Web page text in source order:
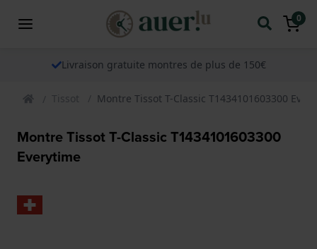
0
Livraison gratuite montres de plus de 150€
Tissot Montre Tissot T-Classic T1434101603300
Montre Tissot T-Classic T1434101603300
Everytime